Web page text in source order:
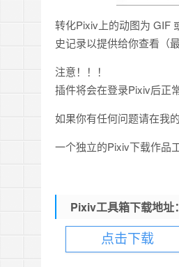
转化Pixiv上的动图为 GIF
史记录以提供给你查看（
注意！！！
插件将会在登录Pixiv后正
如果你有任何问题请在我
一个独立的Pixiv下载作品
Pixiv工具箱下载地址：
点击下载